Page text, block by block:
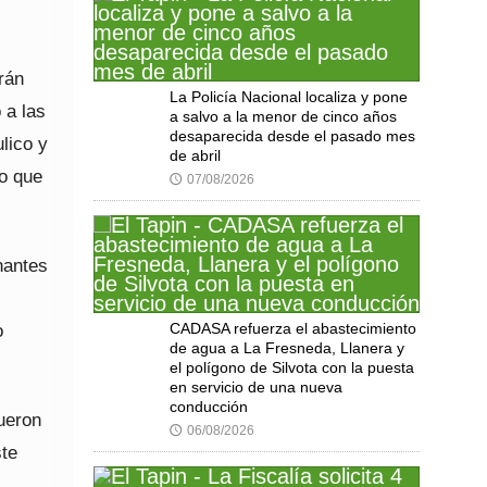
a las
y
que
La Policía Nacional localiza y pone
a salvo a la menor de cinco años
desaparecida desde el pasado mes
de abril
🕔 07/08/2026
CADASA refuerza el abastecimiento
de agua a La Fresneda, Llanera y
el polígono de Silvota con la puesta
en servicio de una nueva
conducción
🕔 06/08/2026